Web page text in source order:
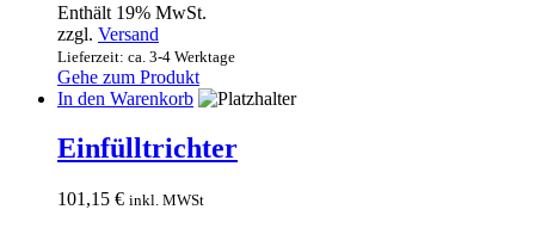
Enthält 19% MwSt.
zzgl. Versand
Lieferzeit: ca. 3-4 Werktage
Gehe zum Produkt
In den Warenkorb
Einfülltrichter
101,15 € inkl. MWSt